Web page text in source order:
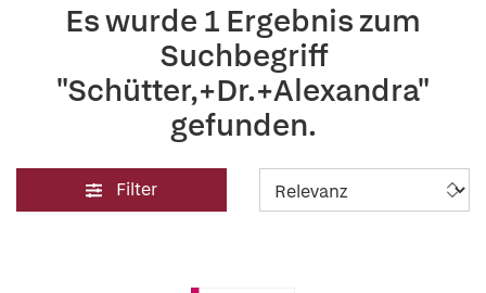
Es wurde 1 Ergebnis zum
Suchbegriff
"Schütter,+Dr.+Alexandra"
gefunden.
Filter